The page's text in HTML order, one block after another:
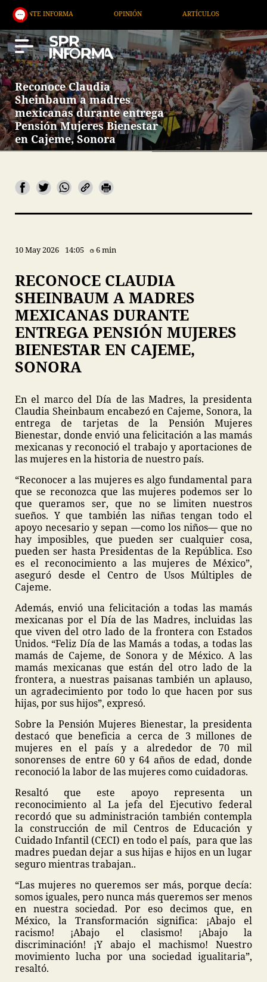
OPINIÓN ARTÍCULOS ARTE /
Reconoce Claudia
Sheinbaum a madres
mexicanas durante entrega
Pensión Mujeres Bienestar
en Cajeme, Sonora
10 May 2026 14:05 6 min
RECONOCE CLAUDIA
SHEINBAUM A MADRES
MEXICANAS DURANTE
ENTREGA PENSIÓN MUJERES
BIENESTAR EN CAJEME,
SONORA
En el marco del Día de las Madres, la presidenta
Claudia Sheinbaum encabezó en Cajeme, Sonora, la
entrega de tarjetas de la Pensión Mujeres
Bienestar, donde envió una felicitación a las mamás
mexicanas y reconoció el trabajo y aportaciones de
las mujeres en la historia de nuestro país.
“Reconocer a las mujeres es algo fundamental para
que se reconozca que las mujeres podemos ser lo
que queramos ser, que no se limiten nuestros
sueños. Y que también las niñas tengan todo el
apoyo necesario y sepan —como los niños— que no
hay imposibles, que pueden ser cualquier cosa,
pueden ser hasta Presidentas de la República. Eso
es el reconocimiento a las mujeres de México”,
aseguró desde el Centro de Usos Múltiples de
Cajeme.
Además, envió una felicitación a todas las mamás
mexicanas por el Día de las Madres, incluidas las
que viven del otro lado de la frontera con Estados
Unidos. “Feliz Día de las Mamás a todas, a todas las
mamás de Cajeme, de Sonora y de México. A las
mamás mexicanas que están del otro lado de la
frontera, a nuestras paisanas también un aplauso,
un agradecimiento por todo lo que hacen por sus
hijas, por sus hijos”, expresó.
Sobre la Pensión Mujeres Bienestar, la presidenta
destacó que beneficia a cerca de 3 millones de
mujeres en el país y a alrededor de 70 mil
sonorenses de entre 60 y 64 años de edad, donde
reconoció la labor de las mujeres como cuidadoras.
Resaltó que este apoyo representa un
reconocimiento al La jefa del Ejecutivo federal
recordó que su administración también contempla
la construcción de mil Centros de Educación y
Cuidado Infantil (CECI) en todo el país, para que las
madres puedan dejar a sus hijas e hijos en un lugar
seguro mientras trabajan..
“Las mujeres no queremos ser más, porque decía:
somos iguales, pero nunca más queremos ser menos
en nuestra sociedad. Por eso decimos que, en
México, la Transformación significa: ¡Abajo el
racismo! ¡Abajo el clasismo! ¡Abajo la
discriminación! ¡Y abajo el machismo! Nuestro
movimiento lucha por una sociedad igualitaria”,
resaltó.